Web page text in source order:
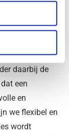
op het gebied
van ons
altijd naar
en te zorgen
daarbij de
een
en
we flexibel en
wordt